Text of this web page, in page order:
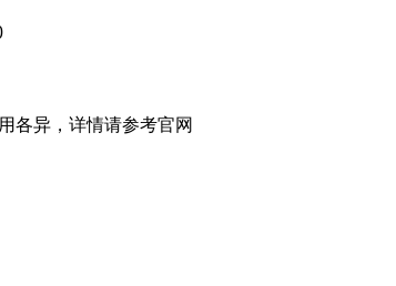
各异，详情请参考官网